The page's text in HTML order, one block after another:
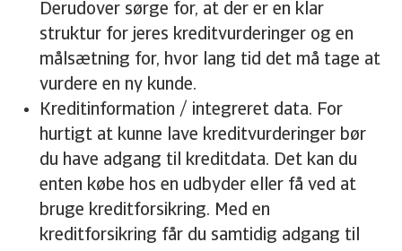
Derudover sørge for, at der er en klar
struktur for jeres kreditvurderinger og en
målsætning for, hvor lang tid det må tage at
vurdere en ny kunde.
Kreditinformation / integreret data. For
hurtigt at kunne lave kreditvurderinger bør
du have adgang til kreditdata. Det kan du
enten købe hos en udbyder eller få ved at
bruge kreditforsikring. Med en
kreditforsikring får du samtidig adgang til